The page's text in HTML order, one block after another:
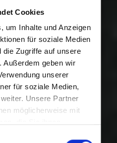
Cookies
um Inhalte und Anzeigen
für soziale Medien
die Zugriffe auf unsere
Außerdem geben wir
unserer
für soziale Medien,
Unsere Partner
möglicherweise mit